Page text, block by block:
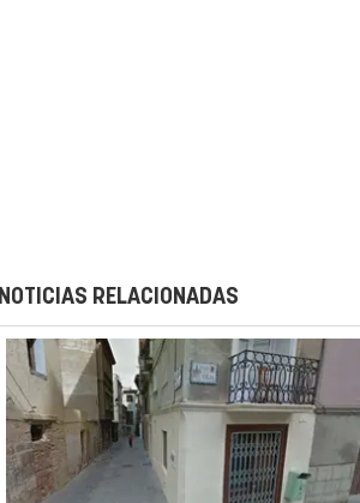
NOTICIAS RELACIONADAS